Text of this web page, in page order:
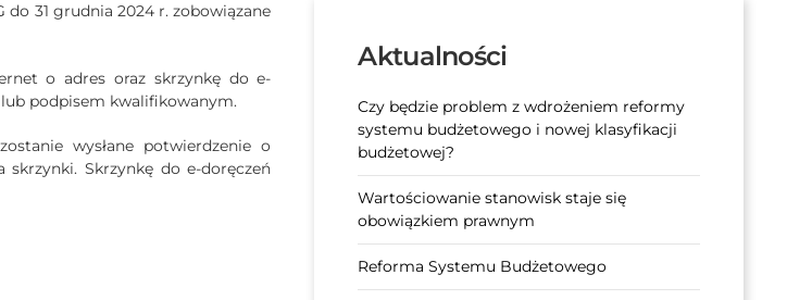
do 31 grudnia 2024 r. zobowiązane
o adres oraz skrzynkę do e-
podpisem kwalifikowanym.
wysłane potwierdzenie o
Skrzynkę do e-doręczeń
Aktualności
Czy będzie problem z wdrożeniem reformy
systemu budżetowego i nowej klasyfikacji
budżetowej?
Wartościowanie stanowisk staje się
obowiązkiem prawnym
Reforma Systemu Budżetowego